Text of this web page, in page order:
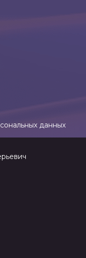
данных